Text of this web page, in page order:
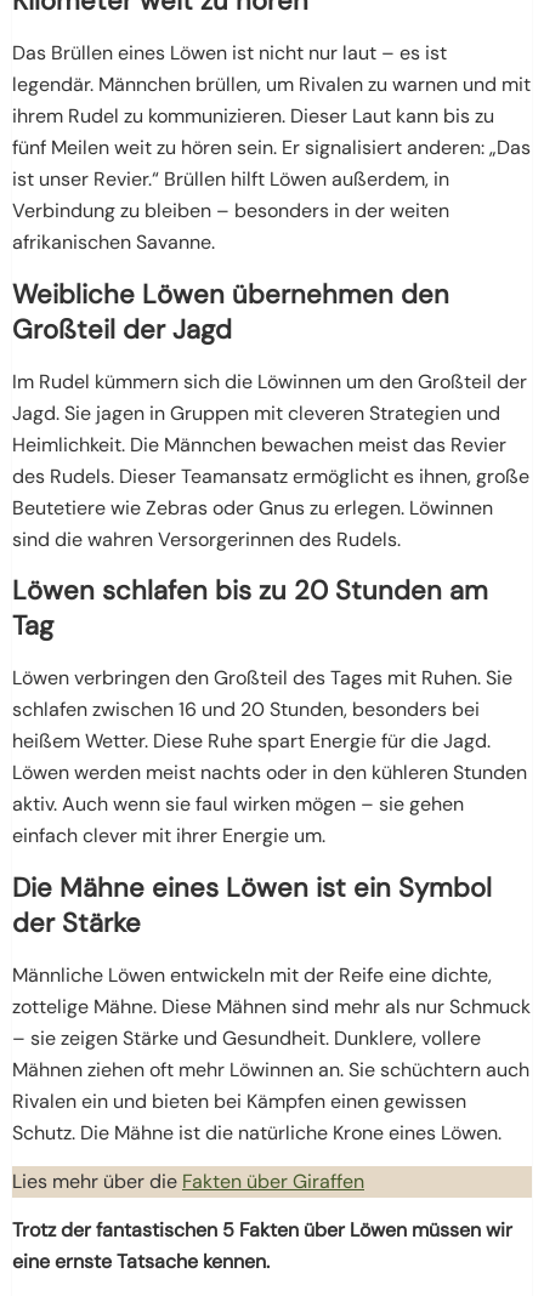
Das Brüllen eines Löwen ist nicht nur laut – es ist
legendär. Männchen brüllen, um Rivalen zu warnen und mit
ihrem Rudel zu kommunizieren. Dieser Laut kann bis zu
fünf Meilen weit zu hören sein. Er signalisiert anderen: „Das
ist unser Revier.“ Brüllen hilft Löwen außerdem, in
Verbindung zu bleiben – besonders in der weiten
afrikanischen Savanne.
Weibliche Löwen übernehmen den
Großteil der Jagd
Im Rudel kümmern sich die Löwinnen um den Großteil der
Jagd. Sie jagen in Gruppen mit cleveren Strategien und
Heimlichkeit. Die Männchen bewachen meist das Revier
des Rudels. Dieser Teamansatz ermöglicht es ihnen, große
Beutetiere wie Zebras oder Gnus zu erlegen. Löwinnen
sind die wahren Versorgerinnen des Rudels.
Löwen schlafen bis zu 20 Stunden am
Tag
Löwen verbringen den Großteil des Tages mit Ruhen. Sie
schlafen zwischen 16 und 20 Stunden, besonders bei
heißem Wetter. Diese Ruhe spart Energie für die Jagd.
Löwen werden meist nachts oder in den kühleren Stunden
aktiv. Auch wenn sie faul wirken mögen – sie gehen
einfach clever mit ihrer Energie um.
Die Mähne eines Löwen ist ein Symbol
der Stärke
Männliche Löwen entwickeln mit der Reife eine dichte,
zottelige Mähne. Diese Mähnen sind mehr als nur Schmuck
– sie zeigen Stärke und Gesundheit. Dunklere, vollere
Mähnen ziehen oft mehr Löwinnen an. Sie schüchtern auch
Rivalen ein und bieten bei Kämpfen einen gewissen
Schutz. Die Mähne ist die natürliche Krone eines Löwen.
Lies mehr über die Fakten über Giraffen
Trotz der fantastischen 5 Fakten über Löwen müssen wir
eine ernste Tatsache kennen.